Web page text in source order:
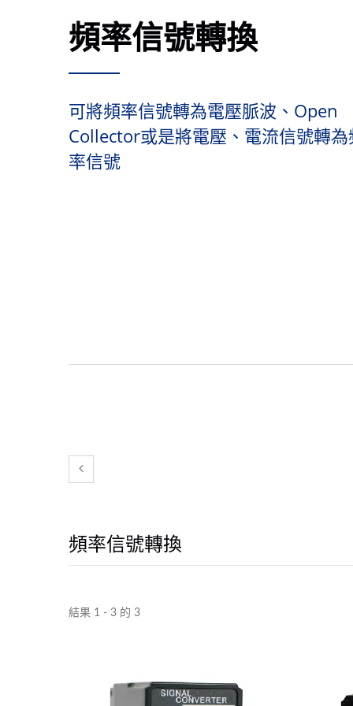
頻率信號轉換
可將頻率信號轉為電壓脈波、open
Collector或是將電壓、電流信號轉為
率信號
頻率信號轉換
結果 1 - 3 的 3